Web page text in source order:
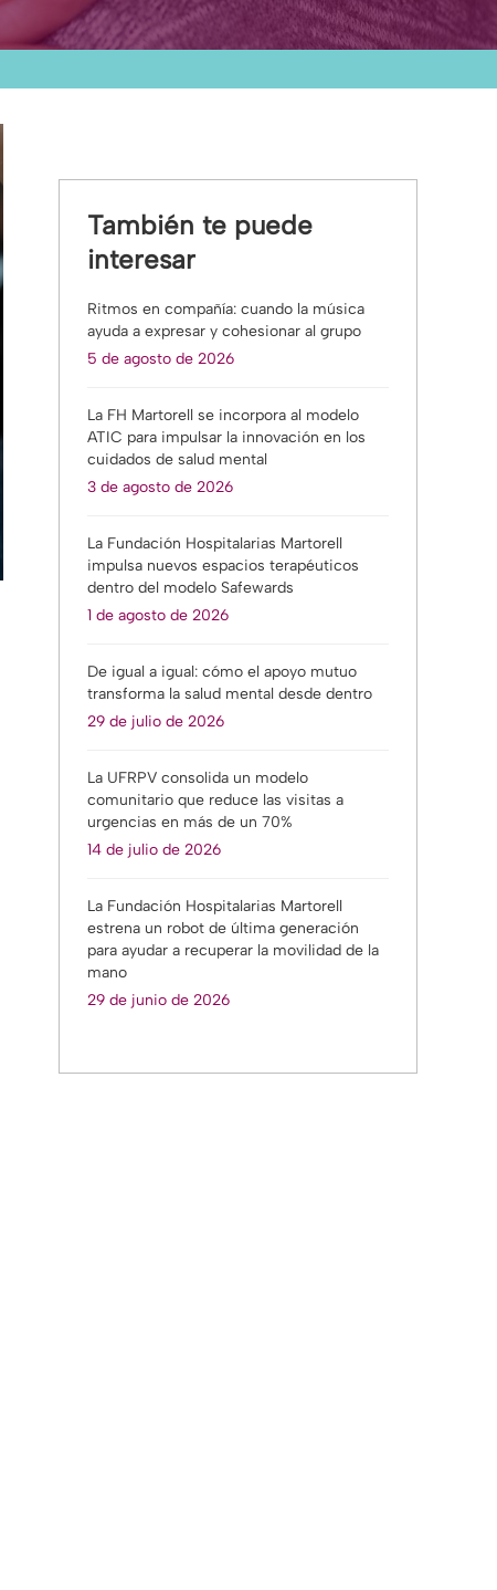
También te puede
interesar
Ritmos en compañía: cuando la música
ayuda a expresar y cohesionar al grupo
5 de agosto de 2026
La FH Martorell se incorpora al modelo
ATIC para impulsar la innovación en los
cuidados de salud mental
3 de agosto de 2026
La Fundación Hospitalarias Martorell
impulsa nuevos espacios terapéuticos
dentro del modelo Safewards
1 de agosto de 2026
De igual a igual: cómo el apoyo mutuo
transforma la salud mental desde dentro
29 de julio de 2026
La UFRPV consolida un modelo
comunitario que reduce las visitas a
urgencias en más de un 70%
14 de julio de 2026
La Fundación Hospitalarias Martorell
estrena un robot de última generación
para ayudar a recuperar la movilidad de la
mano
29 de junio de 2026